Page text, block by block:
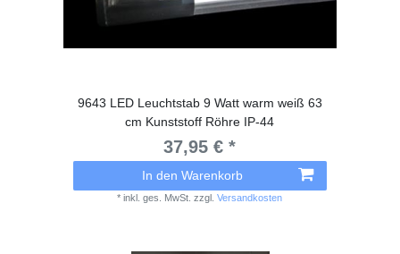
9643 LED Leuchtstab 9 Watt warm weiß 63
cm Kunststoff Röhre IP-44
37,95 € *
In den Warenkorb
*inkl. ges. MwSt. zzgl.Versandkosten